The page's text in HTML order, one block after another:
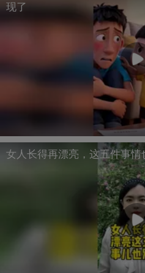
现了
女人长得再漂亮，这五件事情